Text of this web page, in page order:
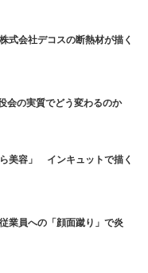
式会社デコスの断熱材が描く
会の実質でどう変わるのか
美容」 インキュットで描く
業員への「顔面蹴り」で炎